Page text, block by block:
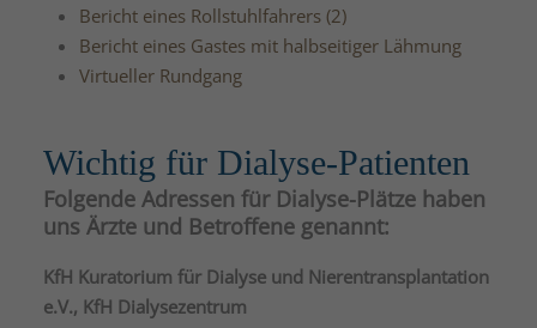
Bericht eines Rollstuhlfahrers (2)
Bericht eines Gastes mit halbseitiger Lähmung
Virtueller Rundgang
Wichtig für Dialyse-Patienten
Folgende Adressen für Dialyse-Plätze haben
uns Ärzte und Betroffene genannt:
KfH Kuratorium für Dialyse und Nierentransplantation
e.V., KfH Dialysezentrum